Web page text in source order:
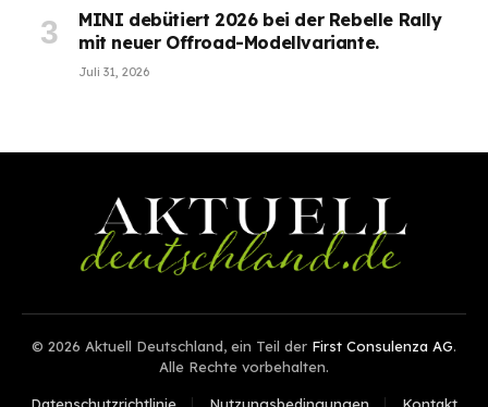
MINI debütiert 2026 bei der Rebelle Rally
mit neuer Offroad-Modellvariante.
Juli 31, 2026
© 2026 Aktuell Deutschland, ein Teil der First Consulenza AG.
Alle Rechte vorbehalten.
Datenschutzrichtlinie Nutzungsbedingungen Kontakt